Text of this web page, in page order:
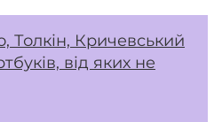
Толкін, Кричевський
від яких не